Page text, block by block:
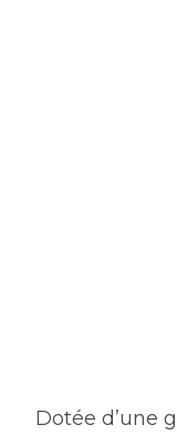
Dotée d’une